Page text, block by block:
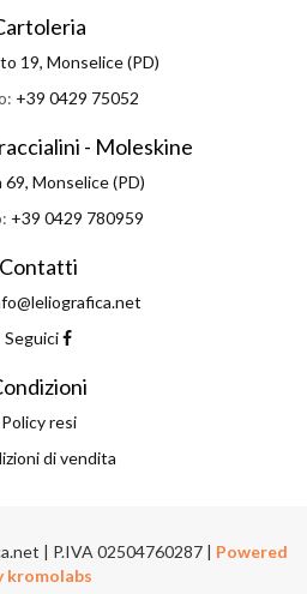
19, Monselice (PD)
+39 0429 75052
- Moleskine
69, Monselice (PD)
+39 0429 780959
Contatti
Seguici
Policy resi
di vendita
| P.IVA 02504760287 | Powered
kromolabs